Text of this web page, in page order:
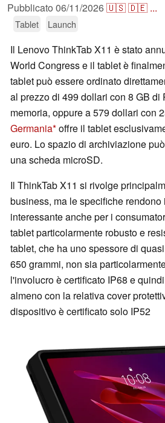
Pubblicato 06/11/2026🇺🇸🇩🇪 ...
Tablet Launch
Il Lenovo ThinkTab X11 è stato
World Congress e il tablet è
tablet può essere ordinato
al prezzo di 499 dollari con 8 GB di
memoria, oppure a 579 dollari con
Germania offre il tablet
euro. Lo spazio di archiviazione
una scheda microSD.
Il ThinkTab X11 si rivolge
business, ma le specifiche
interessante anche per i
tablet particolarmente robusto e
tablet, che ha uno spessore di
650 grammi, non sia
l'involucro è certificato IP68 e
almeno con la relativa cover
dispositivo è certificato solo IP52